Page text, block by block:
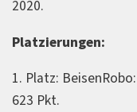
2020.
Platzierungen:
1. Platz: BeisenRobo:
623 Pkt.